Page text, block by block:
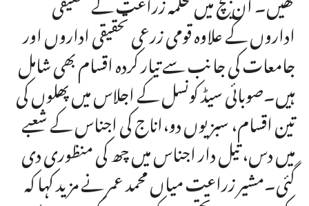
اداروں کے علاوہ قومی زرعی تحقیقی اداروں اور
جامعات کی جانب سے تیار کردہ اقسام بھی شامل
ہیں۔صوبائی سیڈ کونسل کے اجلاس میں پھلوں کی
تین اقسام، سبزیوں دو،اناج کی اجناس کے شعبے
میں دس، تیل دار اجناس میں چھ کی منظوری دی
گئی۔مشیر زراعت میاں محمد عمر نے مزید کہا کہ